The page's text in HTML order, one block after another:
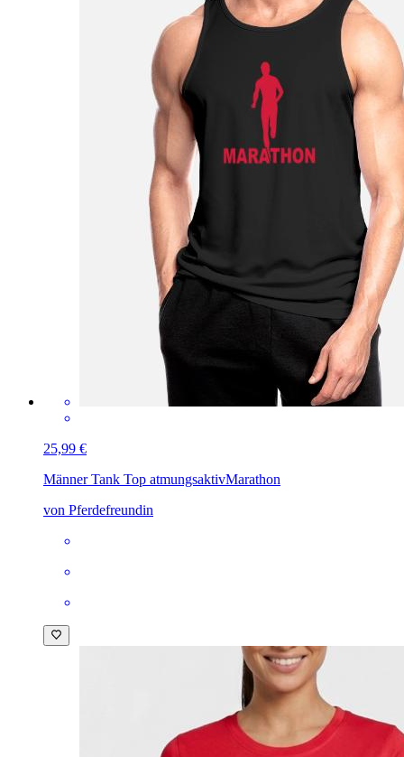
25,99 €
Männer Tank Top atmungsaktivMarathon
von Pferdefreundin